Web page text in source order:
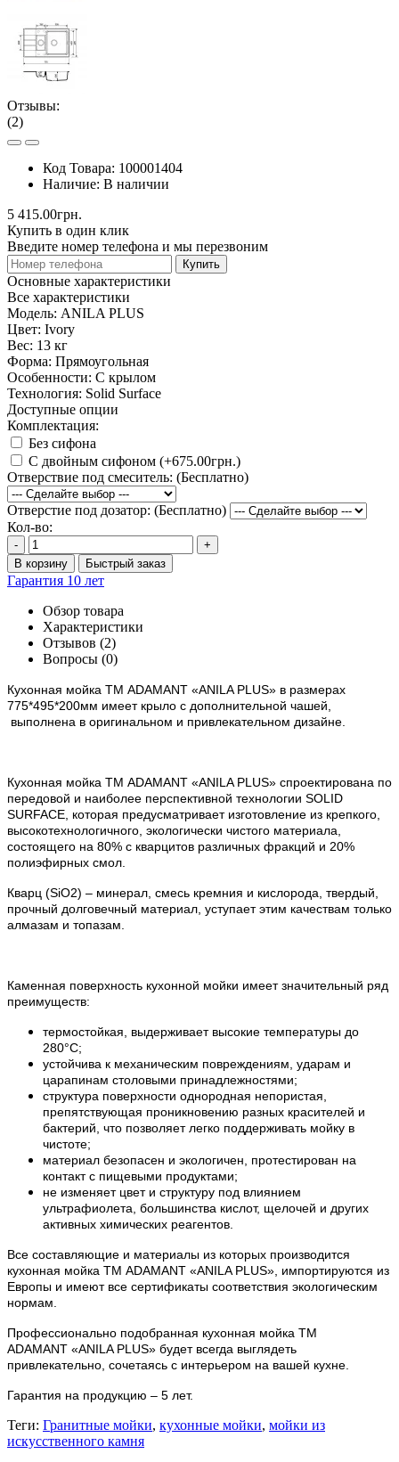
Отзывы:
(2)
Код Товара: 100001404
Наличие: В наличии
5 415.00грн.
Купить в один клик
Введите номер телефона и мы перезвоним
Купить
Основные характеристики
Все характеристики
Модель: ANILA PLUS
Цвет: Ivory
Вес: 13 кг
Форма: Прямоугольная
Особенности: С крылом
Технология: Solid Surface
Доступные опции
Комплектация:
Без сифона
С двойным сифоном (+675.00грн.)
Отверствие под смеситель: (Бесплатно)
Отверстие под дозатор: (Бесплатно)
Кол-во:
-
+
В корзину
Быстрый заказ
Гарантия 10 лет
Обзор товара
Характеристики
Отзывов (2)
Вопросы (0)
Кухонная мойка ТМ ADAMANT «ANILA PLUS» в размерах
775*495*200мм имеет крыло с дополнительной чашей,
выполнена в оригинальном и привлекательном дизайне.
Кухонная мойка ТМ ADAMANT «ANILA PLUS» спроектирована по
передовой и наиболее перспективной технологии SOLID
SURFACE, которая предусматривает изготовление из крепкого,
высокотехнологичного, экологически чистого материала,
состоящего на 80% с кварцитов различных фракций и 20%
полиэфирных смол.
Кварц (SiO2) – минерал, смесь кремния и кислорода, твердый,
прочный долговечный материал, уступает этим качествам только
алмазам и топазам.
Каменная поверхность кухонной мойки имеет значительный ряд
преимуществ:
термостойкая, выдерживает высокие температуры до
280°С;
устойчива к механическим повреждениям, ударам и
царапинам столовыми принадлежностями;
структура поверхности однородная непористая,
препятствующая проникновению разных красителей и
бактерий, что позволяет легко поддерживать мойку в
чистоте;
материал безопасен и экологичен, протестирован на
контакт с пищевыми продуктами;
не изменяет цвет и структуру под влиянием
ультрафиолета, большинства кислот, щелочей и других
активных химических реагентов.
Все составляющие и материалы из которых производится
кухонная мойка ТМ ADAMANT «ANILA PLUS», импортируются из
Европы и имеют все сертификаты соответствия экологическим
нормам.
Профессионально подобранная кухонная мойка ТМ
ADAMANT «ANILA PLUS» будет всегда выглядеть
привлекательно, сочетаясь с интерьером на вашей кухне.
Гарантия на продукцию – 5 лет.
Теги: Гранитные мойки, кухонные мойки, мойки из
искусственного камня